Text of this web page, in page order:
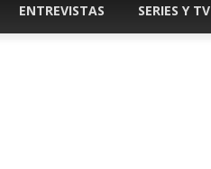
ENTREVISTAS SERIES Y TV